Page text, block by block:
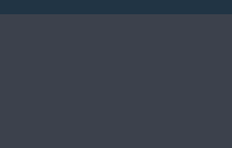
t